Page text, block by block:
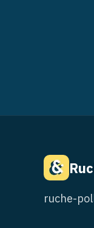
ruche-